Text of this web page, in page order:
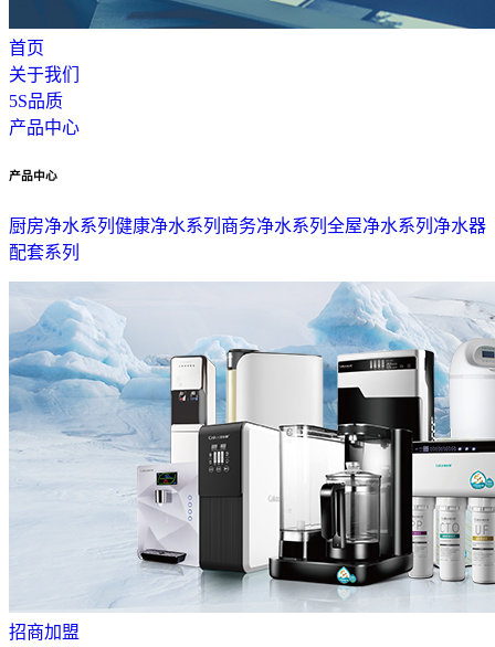
首页
关于我们
5S品质
产品中心
产品中心
厨房净水系列 健康净水系列 商务净水系列 全屋净水系列 净水器
配套系列
招商加盟